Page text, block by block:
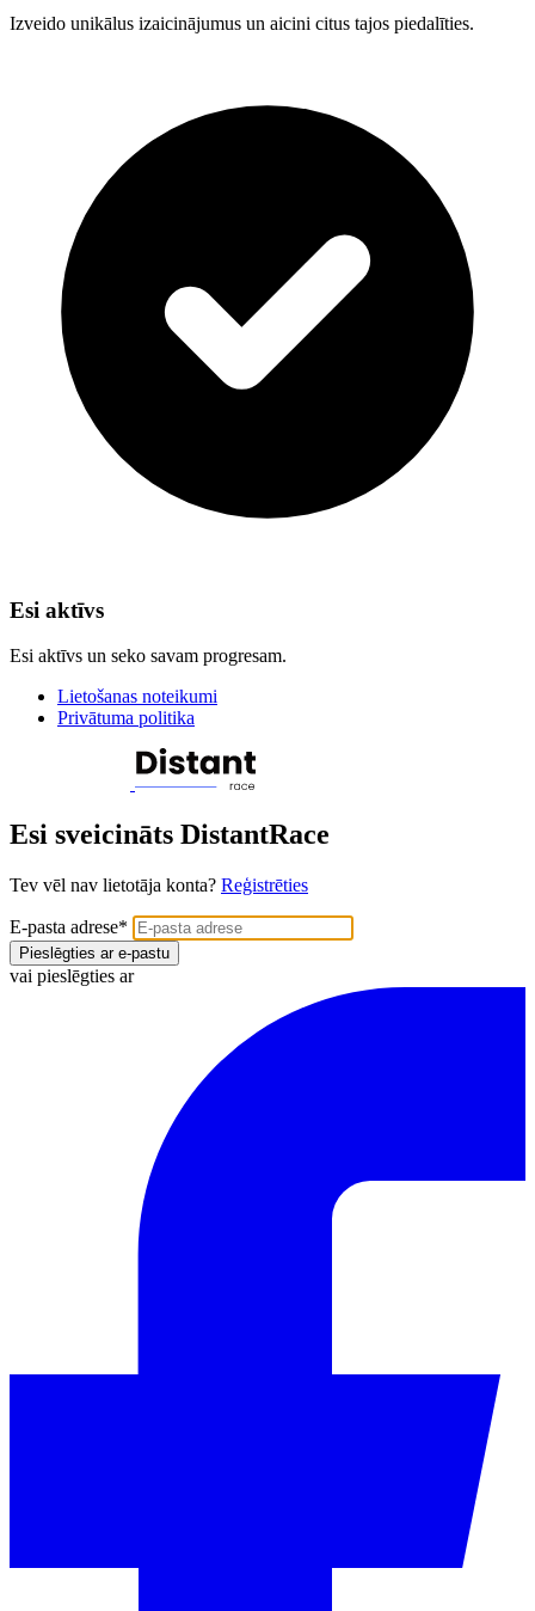
Izveido unikālus izaicinājumus un aicini citus tajos piedalīties.
Esi aktīvs
Esi aktīvs un seko savam progresam.
Lietošanas noteikumi
Privātuma politika
Esi sveicināts DistantRace
Tev vēl nav lietotāja konta? Reģistrēties
E-pasta adrese*
Pieslēgties ar e-pastu
vai pieslēgties ar